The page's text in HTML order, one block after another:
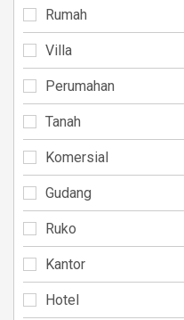
Rumah
Villa
Perumahan
Tanah
Komersial
Gudang
Ruko
Kantor
Hotel